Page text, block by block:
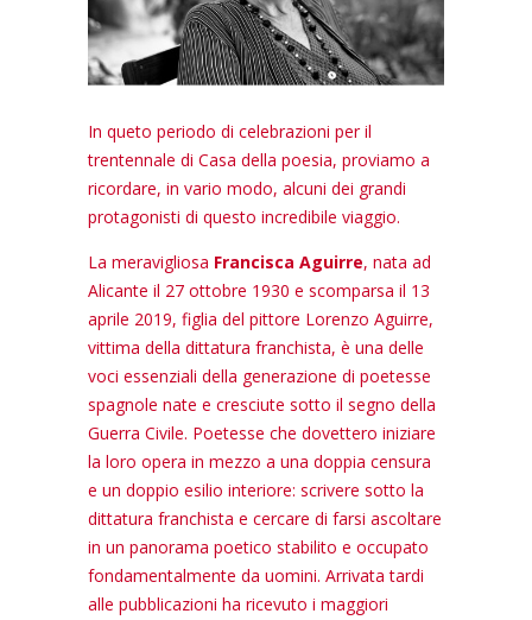
In queto periodo di celebrazioni per il
trentennale di Casa della poesia, proviamo a
ricordare, in vario modo, alcuni dei grandi
protagonisti di questo incredibile viaggio.
La meravigliosa Francisca Aguirre, nata ad
Alicante il 27 ottobre 1930 e scomparsa il 13
aprile 2019, figlia del pittore Lorenzo Aguirre,
vittima della dittatura franchista, è una delle
voci essenziali della generazione di poetesse
spagnole nate e cresciute sotto il segno della
Guerra Civile. Poetesse che dovettero iniziare
la loro opera in mezzo a una doppia censura
e un doppio esilio interiore: scrivere sotto la
dittatura franchista e cercare di farsi ascoltare
in un panorama poetico stabilito e occupato
fondamentalmente da uomini. Arrivata tardi
alle pubblicazioni ha ricevuto i maggiori